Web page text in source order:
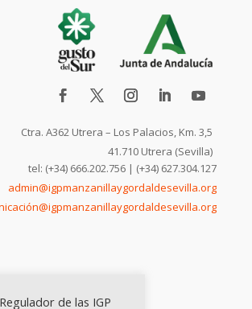
Ctra. A362 Utrera – Los Palacios, Km. 3,5
41.710 Utrera (Sevilla)
tel: (+34) 666.202.756 | (+34) 627.304.127
admin@igpmanzanillaygordaldesevilla.org
de las IGP